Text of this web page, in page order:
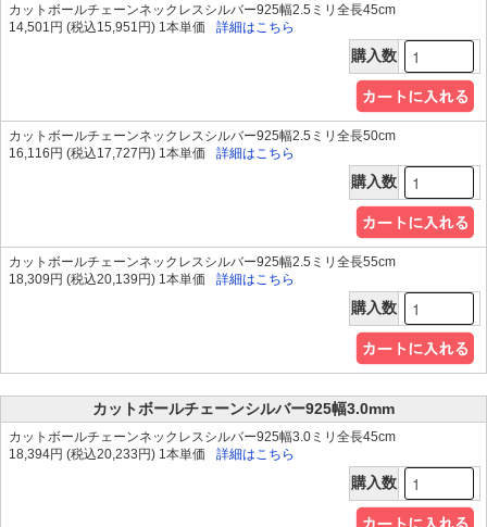
カットボールチェーンネックレスシルバー925幅2.5ミリ全長45cm
14,501円 (税込15,951円) 1本単価
詳細はこちら
購入数
カットボールチェーンネックレスシルバー925幅2.5ミリ全長50cm
16,116円 (税込17,727円) 1本単価
詳細はこちら
購入数
カットボールチェーンネックレスシルバー925幅2.5ミリ全長55cm
18,309円 (税込20,139円) 1本単価
詳細はこちら
購入数
カットボールチェーンシルバー925幅3.0mm
カットボールチェーンネックレスシルバー925幅3.0ミリ全長45cm
18,394円 (税込20,233円) 1本単価
詳細はこちら
購入数